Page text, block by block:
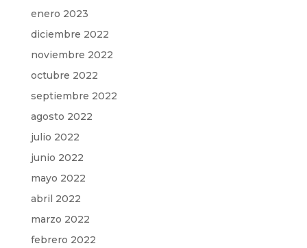
enero 2023
diciembre 2022
noviembre 2022
octubre 2022
septiembre 2022
agosto 2022
julio 2022
junio 2022
mayo 2022
abril 2022
marzo 2022
febrero 2022